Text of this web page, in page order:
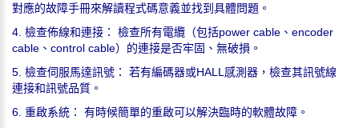
對應的故障手冊來解讀程式碼意義並找到具體問題。
4. 檢查佈線和連接： 檢查所有電纜（包括power cable、encoder
cable、control cable）的連接是否牢固、無破損。
5. 檢查伺服馬達訊號： 若有編碼器或HALL感測器，檢查其訊號線
連接和訊號品質。
6. 重啟系統： 有時候簡單的重啟可以解決臨時的軟體故障。